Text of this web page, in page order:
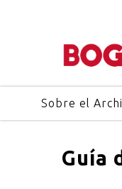
Sobre el
Guía